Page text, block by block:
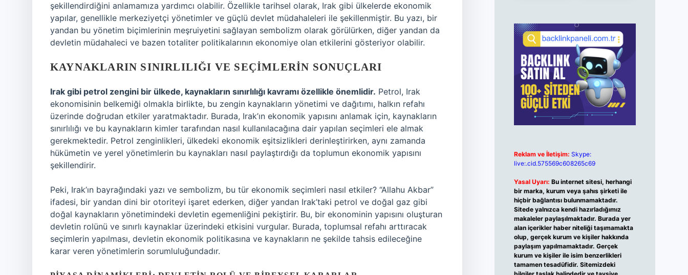
şekillendirdiğini anlamamıza yardımcı olabilir. Özellikle tarihsel olarak, Irak gibi ülkelerde ekonomik
yapılar, genellikle merkeziyetçi yönetimler ve güçlü devlet müdahaleleri ile şekillenmiştir. Bu yazı, bir
yandan bu yönetim biçimlerinin meşruiyetini sağlayan sembolizm olarak görülürken, diğer yandan da
devletin müdahaleci ve bazen totaliter politikalarının ekonomiye olan etkilerini gösteriyor olabilir.
KAYNAKLARIN SINIRLILIĞI VE SEÇIMLERIN SONUÇLARI
Irak gibi petrol zengini bir ülkede, kaynakların sınırlılığı kavramı özellikle önemlidir. Petrol, Irak
ekonomisinin belkemiği olmakla birlikte, bu zengin kaynakların yönetimi ve dağıtımı, halkın refahı
üzerinde doğrudan etkiler yaratmaktadır. Burada, Irak’ın ekonomik yapısını anlamak için, kaynakların
sınırlılığı ve bu kaynakların kimler tarafından nasıl kullanılacağına dair yapılan seçimleri ele almak
gerekmektedir. Petrol zenginlikleri, ülkedeki ekonomik eşitsizlikleri derinleştirirken, aynı zamanda
hükümetin ve yerel yönetimlerin bu kaynakları nasıl paylaştırdığı da toplumun ekonomik yapısını
şekillendirir.
Peki, Irak’ın bayrağındaki yazı ve sembolizm, bu tür ekonomik seçimleri nasıl etkiler? “Allahu Akbar”
ifadesi, bir yandan dini bir otoriteyi işaret ederken, diğer yandan Irak’taki petrol ve doğal gaz gibi
doğal kaynakların yönetimindeki devletin egemenliğini pekiştirir. Bu, bir ekonominin yapısını oluşturan
devletin rolünü ve sınırlı kaynaklar üzerindeki etkisini vurgular. Burada, toplumsal refahı arttıracak
seçimlerin yapılması, devletin ekonomik politikasına ve kaynakların ne şekilde tahsis edileceğine
karar veren yönetimlerin sorumluluğundadır.
Reklam ve İletişim: Skype:
live:.cid.575569c608265c69
Yasal Uyarı: Bu internet sitesi, herhangi
bir marka, kurum veya şahıs şirketi ile
hiçbir bağlantısı bulunmamaktadır.
Sitede yalnızca kendi hazırladığımız
makaleler paylaşılmaktadır. Burada yer
alan içerikler haber niteliği taşımamakta
olup, gerçek kurum ve kişiler hakkında
paylaşım yapılmamaktadır. Gerçek
kurum ve kişiler ile isim benzerlikleri
tamamen tesadüfidir. Sitemizdeki